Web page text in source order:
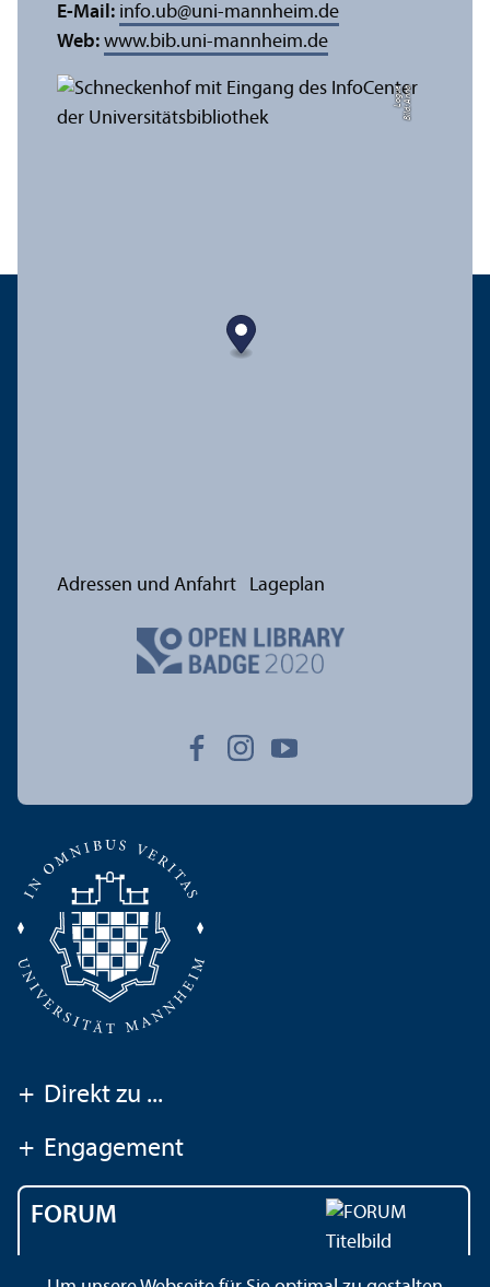
Bil
d:
A
n
n
a
L
o
g
u
e
E-Mail: info.ub@uni-mannheim.de
Web: www.bib.uni-mannheim.de
Adressen und Anfahrt Lageplan
+ Direkt zu ...
+ Engagement
FORUM